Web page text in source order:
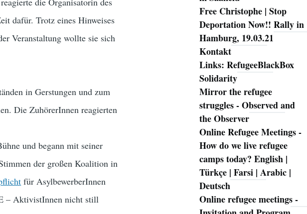
dafür. Trotz eines Hinweises
Veranstaltung wollte sie sich
in Gerstungen und zum
Die ZuhörerInnen reagierten
und begann mit seiner
der großen Koalition in
für AsylbewerberInnen
– AktivistInnen nicht still
Free Christophe | Stop
Deportation Now!! Rally in
Hamburg, 19.03.21
Kontakt
Links: RefugeeBlackBox
Solidarity
Mirror the refugee
struggles - Observed and
the Observer
Online Refugee Meetings -
How do we live refugee
camps today? English |
Türkçe | Farsi | Arabic |
Deutsch
Online refugee meetings -